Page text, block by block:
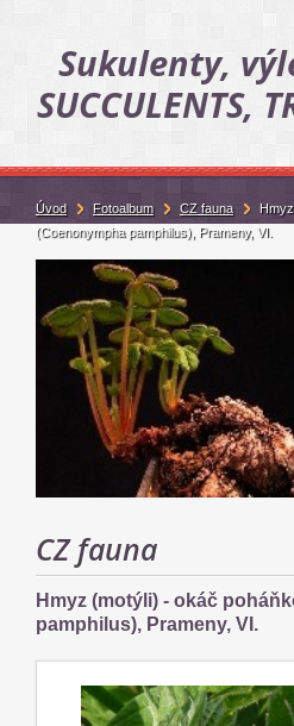
Sukulenty,
SUCCULENTS,
CZ fauna
Hmyz (motýli) - okáč
pamphilus), Prameny, VI.
Úvod Fotoalbum CZ fauna
(Coenonympha pamphilus), Prameny, VI.